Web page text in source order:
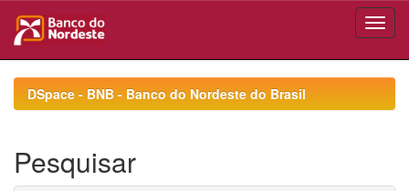
navigationDSpace - BNB - Banco do Nordeste do Brasil
Pesquisar